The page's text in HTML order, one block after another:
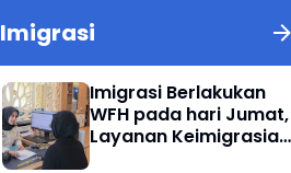
Imigrasi
Imigrasi Berlakukan
WFH pada hari Jumat,
Layanan Keimigrasian